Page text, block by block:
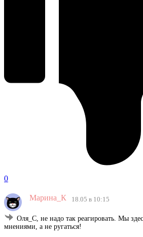
0
Марина_К 18.05 в 10:15
Оля_С, не надо так реагировать. Мы
мнениями, а не ругаться!